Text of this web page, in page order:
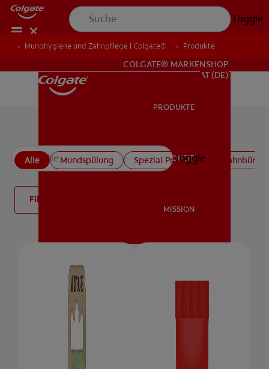
Toggle
MUNDGESUNDHEIT
MISSION
COLGATE® MARKENSHOP
AT (DE)
PRODUKTE
MUNDGESUNDHEIT
MISSION
Toggle
Mundhygiene und Zahnpflege | Colgate® Produkte
Alle Mundspülung Spezial-Produkte Zahnbürste
Filter